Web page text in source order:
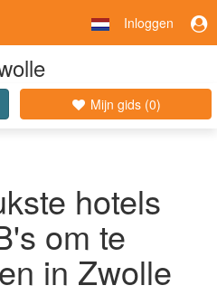
Inloggen
Mijn gids (0)
hotels
om te
in Zwolle